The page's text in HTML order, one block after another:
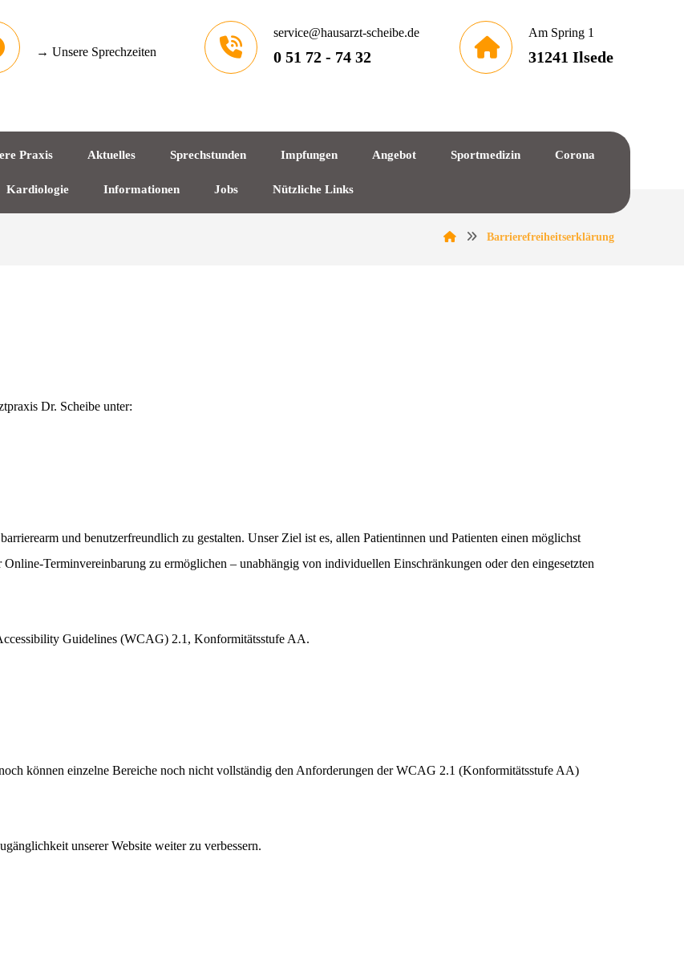
Am Spring 1
31241 Ilsede
service@hausarzt-scheibe.de
0 51 72 - 74 32
→ Unsere Sprechzeiten
Praxis Aktuelles Sprechstunden Impfungen Angebot Sportmedizin Corona
Kardiologie Informationen Jobs Nützliche Links
Barrierefreiheitserklärung
Dr. Scheibe unter:
und benutzerfreundlich zu gestalten. Unser Ziel ist es, allen Patientinnen und Patienten einen möglichst
Terminvereinbarung zu ermöglichen – unabhängig von individuellen Einschränkungen oder den eingesetzten
Guidelines (WCAG) 2.1, Konformitätsstufe AA.
können einzelne Bereiche noch nicht vollständig den Anforderungen der WCAG 2.1 (Konformitätsstufe AA)
unserer Website weiter zu verbessern.